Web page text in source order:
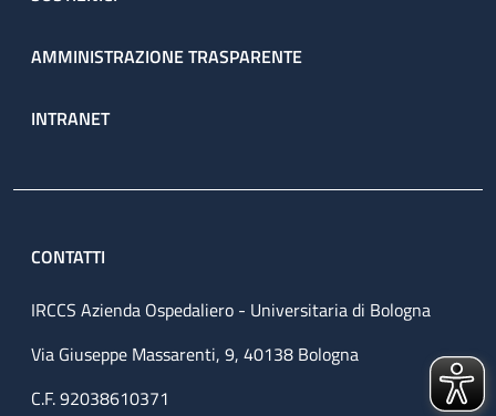
AMMINISTRAZIONE TRASPARENTE
INTRANET
CONTATTI
IRCCS Azienda Ospedaliero - Universitaria di Bologna
Via Giuseppe Massarenti, 9, 40138 Bologna
C.F. 92038610371